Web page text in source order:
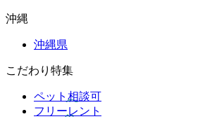
沖縄
沖縄県
こだわり特集
ペット相談可
フリーレント